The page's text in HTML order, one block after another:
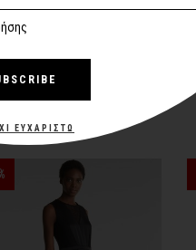
ΕΥΧΑΡΙΣΤΏ
Dark Green Dress